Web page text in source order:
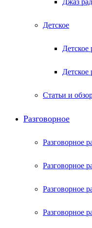
Джаз
Детское
Детское
Статьи и
Разговорное
Разговорное
Разговорное
Разговорное
Разговорное